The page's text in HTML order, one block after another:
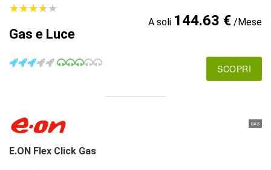
★★★★★
★★★★★
Gas e Luce
A soli 144.63 €/Mese
SCOPRI
GAS
E.ON Flex Click Gas